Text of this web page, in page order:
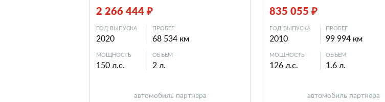
2 266 444 ₽
ГОД ВЫПУСКА
2020
ПРОБЕГ
68 534 км
МОЩНОСТЬ
150 л.с.
ОБЪЕМ
2 л.
автомобиль партнера
835 055 ₽
ГОД ВЫПУСКА
2010
ПРОБЕГ
99 994 км
МОЩНОСТЬ
126 л.с.
ОБЪЕМ
1.6 л.
автомобиль партнера